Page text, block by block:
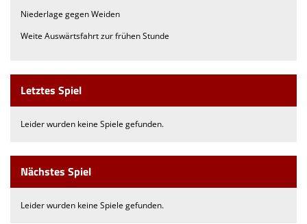
Niederlage gegen Weiden
Weite Auswärtsfahrt zur frühen Stunde
Letztes Spiel
Leider wurden keine Spiele gefunden.
Nächstes Spiel
Leider wurden keine Spiele gefunden.